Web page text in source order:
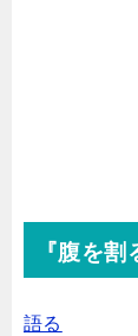
『腹を
語る